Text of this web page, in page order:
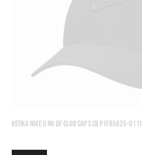
КЕПКА NIKE U NK DF CLUB CAP S CB P (FB5625-011)